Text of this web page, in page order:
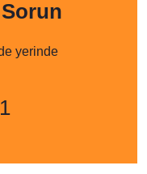
Sorun
yerinde